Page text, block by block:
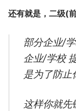
还有就是，二级(
部分企业/
企业/学校
是为了防止
这样你就先